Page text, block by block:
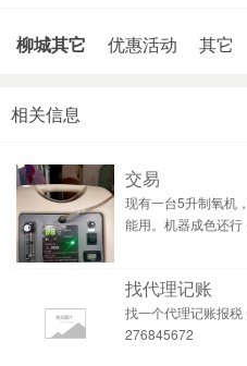
柳城其它 优惠活动 其它
相关信息
交易
现有一台5升制氧机
能用。机器成色还行
找代理记账
找一个代理记账报税
276845672